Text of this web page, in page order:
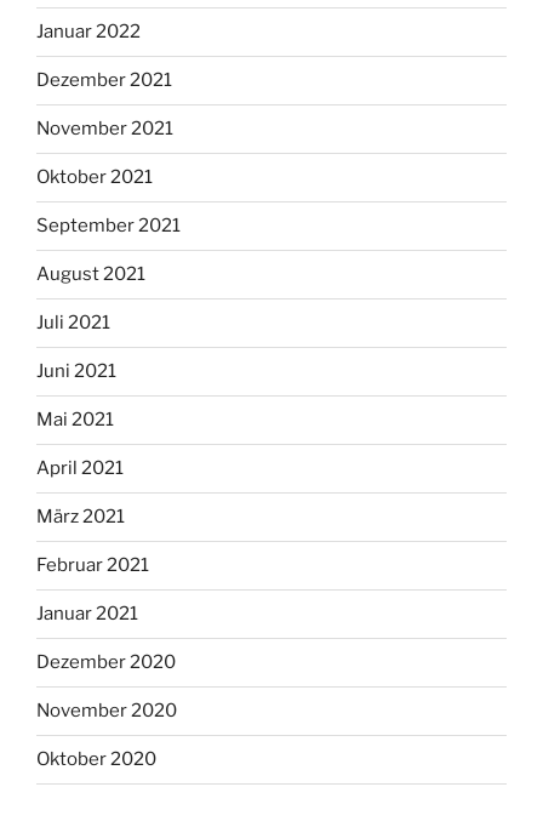
Januar 2022
Dezember 2021
November 2021
Oktober 2021
September 2021
August 2021
Juli 2021
Juni 2021
Mai 2021
April 2021
März 2021
Februar 2021
Januar 2021
Dezember 2020
November 2020
Oktober 2020